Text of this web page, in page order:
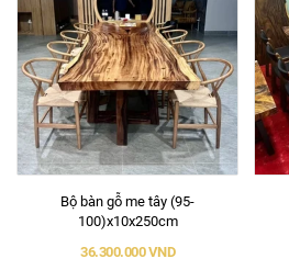
Bộ bàn gỗ me tây (95-
100)x10x250cm
36.300.000 VND